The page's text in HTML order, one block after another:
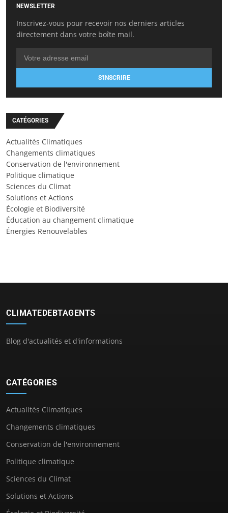
NEWSLETTER
Inscrivez-vous pour recevoir nos derniers articles
directement dans votre boîte mail.
S'INSCRIRE
CATÉGORIES
Actualités Climatiques
Changements climatiques
Conservation de l'environnement
Politique climatique
Sciences du Climat
Solutions et Actions
Écologie et Biodiversité
Éducation au changement climatique
Énergies Renouvelables
CLIMATEDEBTAGENTS
Blog d'actualités et d'informations
CATÉGORIES
Actualités Climatiques
Changements climatiques
Conservation de l'environnement
Politique climatique
Sciences du Climat
Solutions et Actions